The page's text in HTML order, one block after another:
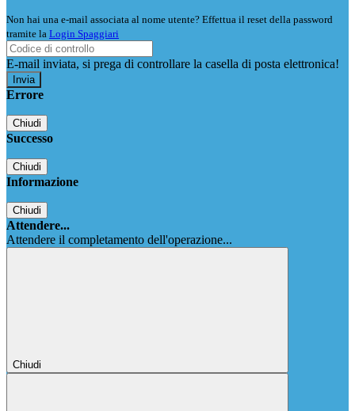
Non hai una e-mail associata al nome utente? Effettua il reset della password
tramite la Login Spaggiari
E-mail inviata, si prega di controllare la casella di posta elettronica!
Errore
Chiudi
Successo
Chiudi
Informazione
Chiudi
Attendere...
Attendere il completamento dell'operazione...
Chiudi